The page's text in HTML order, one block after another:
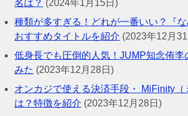
名は？ (2024年1月15日)
種類が多すぎる！どれが一番いい？『な
おすすめタイトルを紹介 (2023年12月
低身長でも圧倒的人気！JUMP知念侑李
みた (2023年12月28日)
オンカジで使える決済手段・ MiFinity（
は？特徴を紹介 (2023年12月28日)